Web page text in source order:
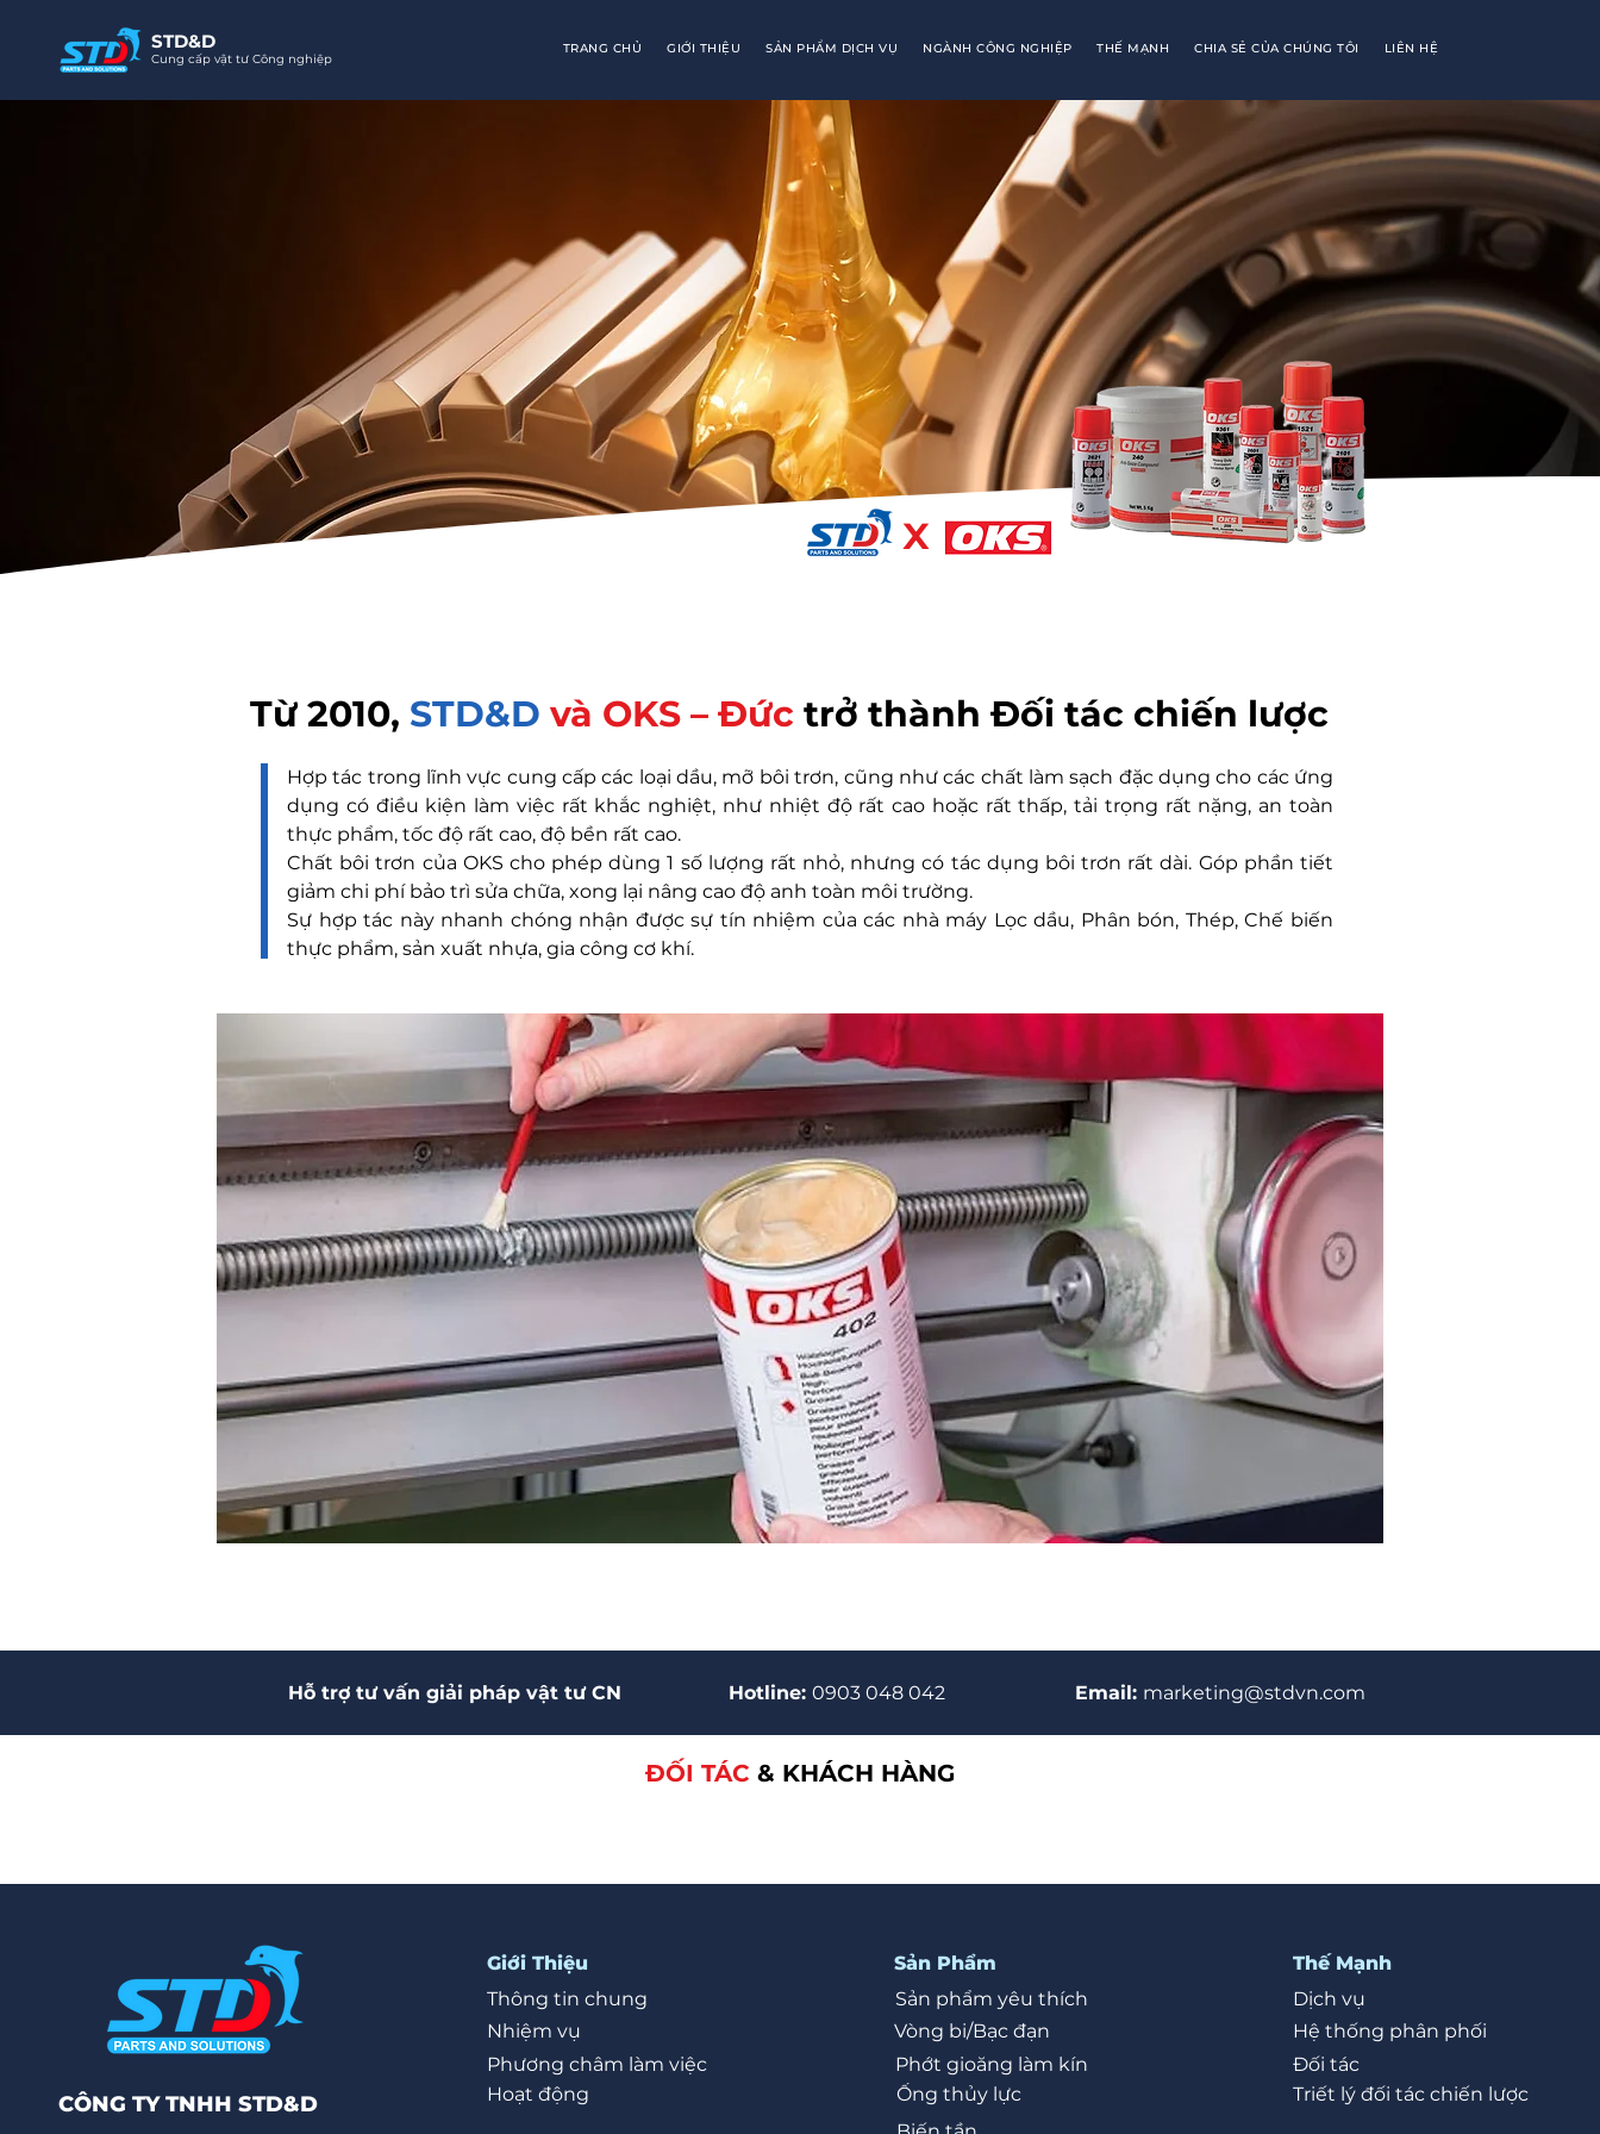
STD&D
Cung cấp vật tư Công nghiệp
TRANG CHỦ GIỚI THIỆU SẢN PHẨM DỊCH VỤ NGÀNH CÔNG NGHIỆP THẾ MẠNH CHIA SẺ CỦA CHÚNG TÔI LIÊN HỆ
x
Từ 2010, STD&D và OKS – Đức trở thành Đối tác chiến lược
Hợp tác trong lĩnh vực cung cấp các loại dầu, mỡ bôi trơn, cũng như các chất làm sạch đặc dụng cho các ứng
dụng có điều kiện làm việc rất khắc nghiệt, như nhiệt độ rất cao hoặc rất thấp, tải trọng rất nặng, an toàn
thực phẩm, tốc độ rất cao, độ bền rất cao.
Chất bôi trơn của OKS cho phép dùng 1 số lượng rất nhỏ, nhưng có tác dụng bôi trơn rất dài. Góp phần tiết
giảm chi phí bảo trì sửa chữa, xong lại nâng cao độ anh toàn môi trường.
Sự hợp tác này nhanh chóng nhận được sự tín nhiệm của các nhà máy Lọc dầu, Phân bón, Thép, Chế biến
thực phẩm, sản xuất nhựa, gia công cơ khí.
Hỗ trợ tư vấn giải pháp vật tư CN Hotline: 0903 048 042 Email: marketing@stdvn.com
ĐỐI TÁC & KHÁCH HÀNG
CÔNG TY TNHH STD&D
Giới Thiệu
Thông tin chung
Nhiệm vụ
Phương châm làm việc
Hoạt động
Sản Phẩm
Sản phẩm yêu thích
Vòng bi/Bạc đạn
Phớt gioăng làm kín
Ống thủy lực
Thế Mạnh
Dịch vụ
Hệ thống phân phối
Đối tác
Triết lý đối tác chiến lược